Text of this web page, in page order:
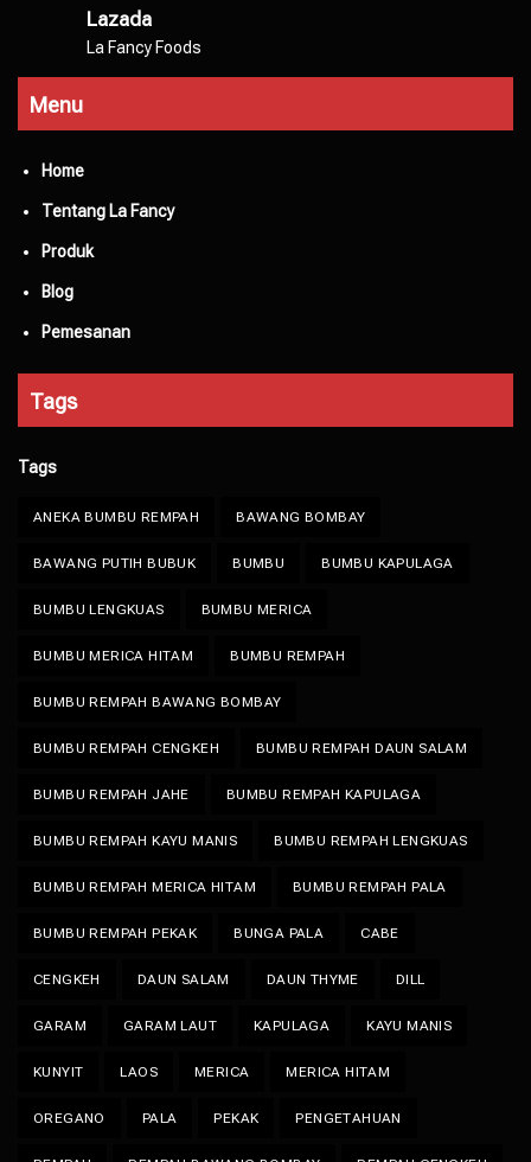
Lazada
La Fancy Foods
Menu
Home
Tentang La Fancy
Produk
Blog
Pemesanan
Tags
Tags
ANEKA BUMBU REMPAH BAWANG BOMBAY
BAWANG PUTIH BUBUK BUMBU BUMBU KAPULAGA
BUMBU LENGKUAS BUMBU MERICA
BUMBU MERICA HITAM BUMBU REMPAH
BUMBU REMPAH BAWANG BOMBAY
BUMBU REMPAH CENGKEH BUMBU REMPAH DAUN SALAM
BUMBU REMPAH JAHE BUMBU REMPAH KAPULAGA
BUMBU REMPAH KAYU MANIS BUMBU REMPAH LENGKUAS
BUMBU REMPAH MERICA HITAM BUMBU REMPAH PALA
BUMBU REMPAH PEKAK BUNGA PALA CABE
CENGKEH DAUN SALAM DAUN THYME DILL
GARAM GARAM LAUT KAPULAGA KAYU MANIS
KUNYIT LAOS MERICA MERICA HITAM
OREGANO PALA PEKAK PENGETAHUAN